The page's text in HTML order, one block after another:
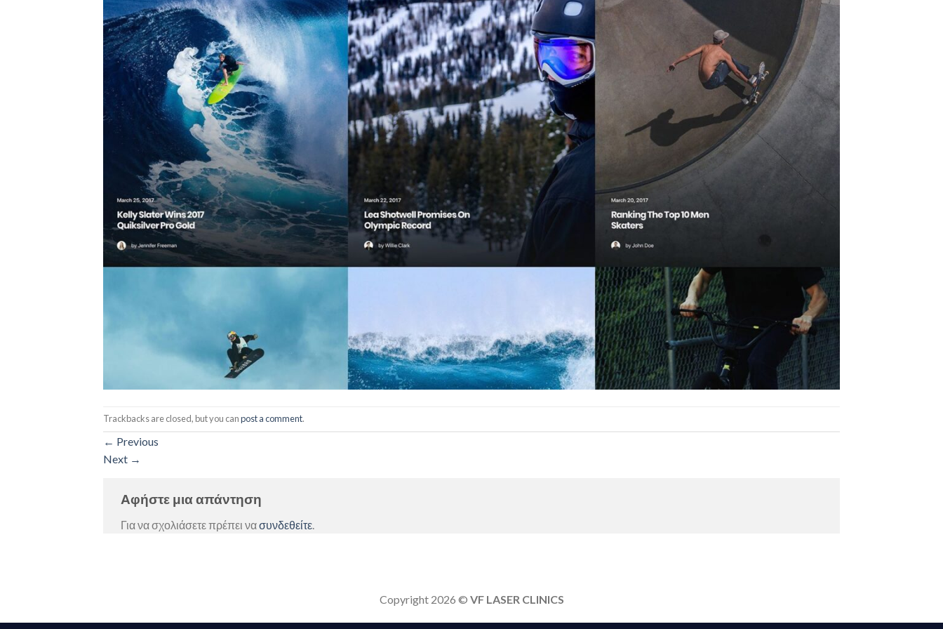
Trackbacks are closed, but you canpost a comment.
← Previous
Next →
Αφήστε μια απάντηση
Για να σχολιάσετε πρέπει νασυνδεθείτε.
Copyright 2026 © VF LASER CLINICS